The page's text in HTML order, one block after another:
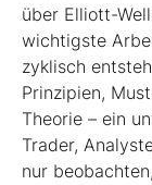
über Elliott-
wichtigste
zyklisch
Prinzipien,
Theorie – ein
Trader,
nur